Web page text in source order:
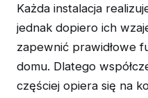
Każda instalacja
jednak dopiero ich
zapewnić prawidłowe
domu. Dlatego
częściej opiera się na